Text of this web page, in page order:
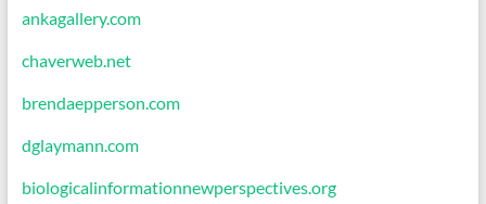
ankagallery.com
chaverweb.net
brendaepperson.com
dglaymann.com
biologicalinformationnewperspectives.org